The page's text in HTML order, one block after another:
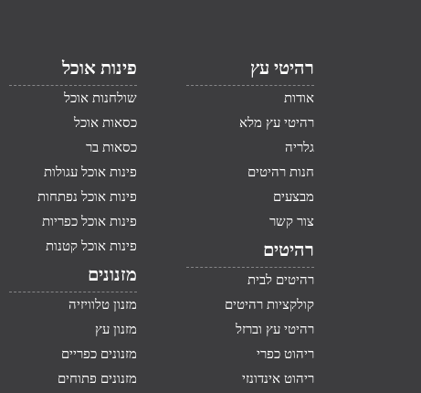
רהיטי עץ
אודות
רהיטי עץ מלא
גלריה
חנות רהיטים
מבצעים
צור קשר
רהיטים
רהיטים לבית
קולקציות רהיטים
רהיטי עץ וברזל
ריהוט כפרי
ריהוט אינדונזי
פינות אוכל
שולחנות אוכל
כסאות אוכל
כסאות בר
פינות אוכל עגולות
פינות אוכל נפתחות
פינות אוכל כפריות
פינות אוכל קטנות
מזנונים
מזנון טלוויזיה
מזנון עץ
מזנונים כפריים
מזנונים פתוחים